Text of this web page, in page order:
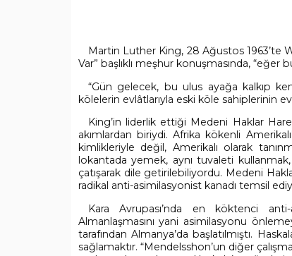
Martin Luther King, 28 Ağustos 1963’te
Var” başlıklı meşhur konuşmasında, “eğer
“Gün gelecek, bu ulus ayağa kalkıp
kölelerin evlâtlarıyla eski köle sahiplerinin
King’in liderlik ettiği Medeni Haklar
akımlardan biriydi. Afrika kökenli
kimlikleriyle değil, Amerikalı olarak
lokantada yemek, aynı tuvaleti
çatışarak dile getirilebiliyordu. Medeni
radikal anti-asimilasyonist kanadı temsil
Kara Avrupası’nda en köktenci
Almanlaşmasını yani asimilasyonu
tarafından Almanya’da başlatılmıştı.
sağlamaktır. “Mendelsshon’un diğer